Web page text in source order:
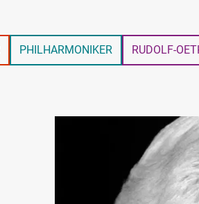
PHILHARMONIKER RUDOLF-